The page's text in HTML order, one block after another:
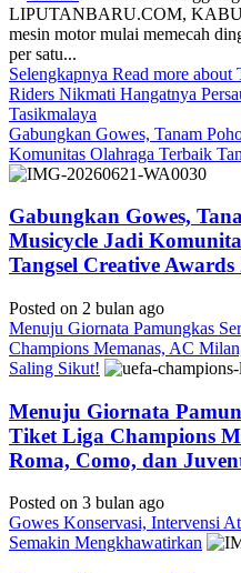
LIPUTANBARU.COM,
mesin motor mulai memecah
per satu...
Selengkapnya Read more about
Riders Nikmati Hangatnya
Tasikmalaya
Gabungkan Gowes, Tanam
Komunitas Olahraga Terbaik
Gabungkan Gowes,
Musicycle Jadi
Tangsel Creative Awards
Posted on 2 bulan ago
Menuju Giornata Pamungkas
Champions Memanas, AC
Saling Sikut!
Menuju Giornata
Tiket Liga Champions
Roma, Como, dan
Posted on 3 bulan ago
Gowes Konservasi, Intervensi
Semakin Mengkhawatirkan